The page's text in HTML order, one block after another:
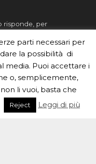
risponde, per
oppurecompila
nostrabrochureda
parti necessari per
la possibilità di
media. Puoi accettare i
o, semplicemente,
li vuoi, basta che
Reject Leggi di più